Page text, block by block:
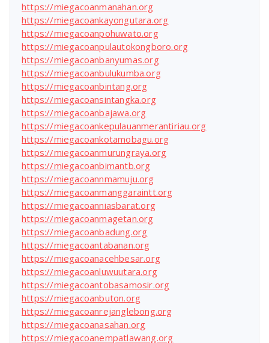
https://miegacoanmanahan.org
https://miegacoankayongutara.org
https://miegacoanpohuwato.org
https://miegacoanpulautokongboro.org
https://miegacoanbanyumas.org
https://miegacoanbulukumba.org
https://miegacoanbintang.org
https://miegacoansintangka.org
https://miegacoanbajawa.org
https://miegacoankepulauanmerantiriau.org
https://miegacoankotamobagu.org
https://miegacoanmurungraya.org
https://miegacoanbimantb.org
https://miegacoannmamuju.org
https://miegacoanmanggaraintt.org
https://miegacoanniasbarat.org
https://miegacoanmagetan.org
https://miegacoanbadung.org
https://miegacoantabanan.org
https://miegacoanacehbesar.org
https://miegacoanluwuutara.org
https://miegacoantobasamosir.org
https://miegacoanbuton.org
https://miegacoanrejanglebong.org
https://miegacoanasahan.org
https://miegacoanempatlawang.org